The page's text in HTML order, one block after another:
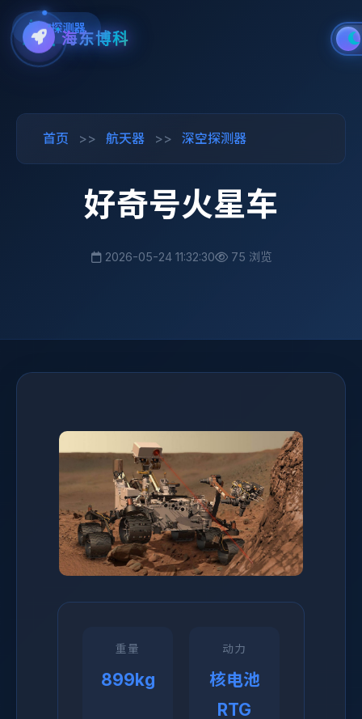
海东博科
首页 >> 航天器 >> 深空探测器
深空探测器
好奇号火星车
2026-05-24 11:32:30 75 浏览
重量
899kg
动力
核电池
RTG